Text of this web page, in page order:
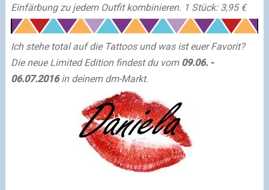
Einfärbung zu jedem Outfit kombinieren. 1 Stück: 3,95 €
Ich stehe total auf die Tattoos und was ist euer Favorit?
Die neue Limited Edition findest du vom 09.06. -
06.07.2016in deinem dm-Markt.